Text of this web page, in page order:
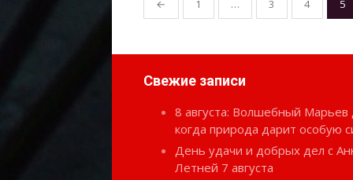
записей
← 1 … 3 4 5
Свежие записи
8 августа: Волшебный Марьев
когда природа дарит особую
День удачи и добрых дел с
Летней 7 августа